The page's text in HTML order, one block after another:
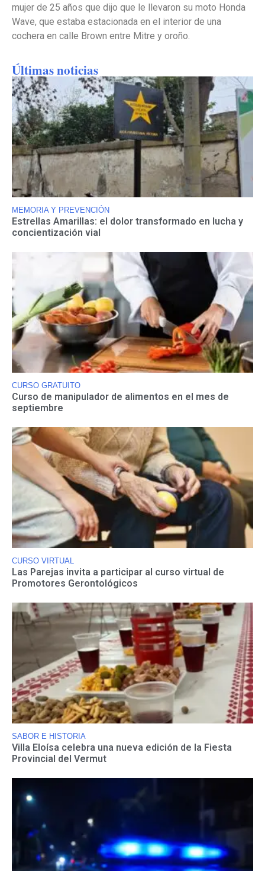
mujer de 25 años que dijo que le llevaron su moto Honda
Wave, que estaba estacionada en el interior de una
cochera en calle Brown entre Mitre y oroño.
Últimas noticias
MEMORIA Y PREVENCIÓN
Estrellas Amarillas: el dolor transformado en lucha y
concientización vial
CURSO GRATUITO
Curso de manipulador de alimentos en el mes de
septiembre
CURSO VIRTUAL
Las Parejas invita a participar al curso virtual de
Promotores Gerontológicos
SABOR E HISTORIA
Villa Eloísa celebra una nueva edición de la Fiesta
Provincial del Vermut